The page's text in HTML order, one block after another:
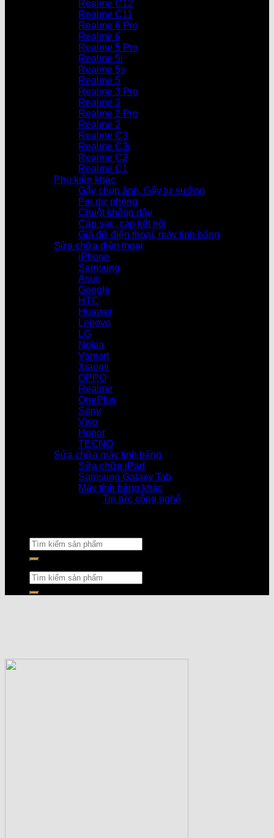
Realme C12
Realme C11
Realme 6 Pro
Realme 6
Realme 5 Pro
Realme 5i
Realme 5s
Realme 5
Realme 3 Pro
Realme 3
Realme 2 Pro
Realme 2
Realme C3
Realme C3i
Realme C2
Realme C1
Phụ kiện khác
Gậy chụp ảnh, Gậy tự sướng
Pin dự phòng
Chuột không dây
Cáp sạc, cáp kết nối
Giá đỡ điện thoại, máy tính bảng
Sửa chữa điện thoại
iPhone
Samsung
Asus
Google
HTC
Huawei
Lenovo
LG
Nokia
Vsmart
Xiaomi
OPPO
Realme
OnePlus
Sony
Vivo
Honor
TECNO
Sửa chữa máy tính bảng
Sửa chữa iPad
Samsung Galaxy Tab
Máy tính bảng khác
Tin tức công nghệ